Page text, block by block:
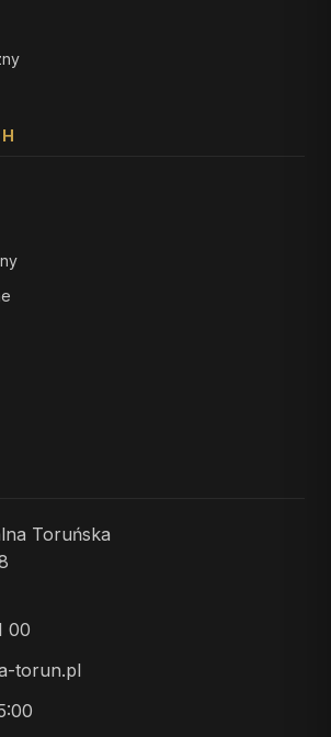
Toruńska
00
torun.pl